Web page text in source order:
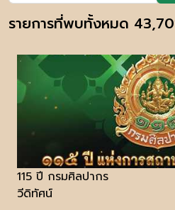
รายการที่พบทั้งหมด
115 ปี กรมศิลปากร
วีดิทัศน์